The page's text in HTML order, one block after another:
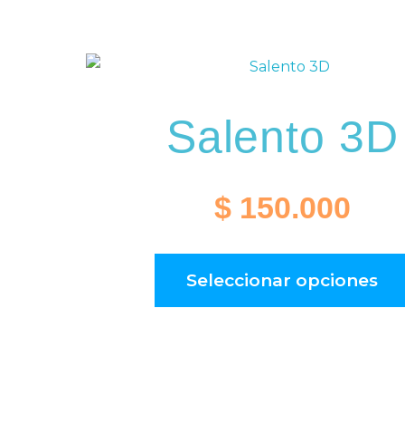
Salento 3D
$150.000
Seleccionar opciones